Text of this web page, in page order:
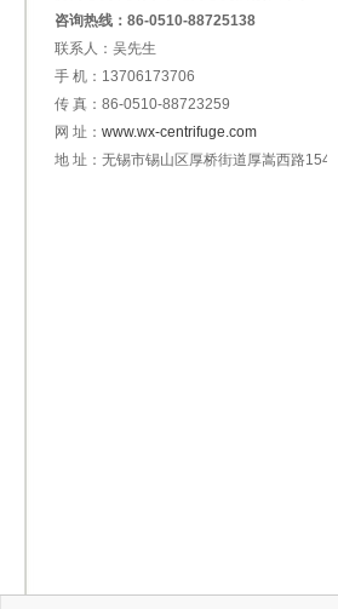
咨询热线：86-0510-88725138
联系人：吴先生
手 机：13706173706
传 真：86-0510-88723259
网 址： www.wx-centrifuge.com
地 址：无锡市锡山区厚桥街道厚嵩西路154号